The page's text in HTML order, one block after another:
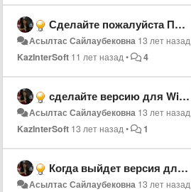
Сделайте пожалуйста Приложение для Windows Phone
Асылтас Сайлаубековна 13 лет назад
KazInterSoft 11 лет назад• 4
сделайте версию для Windows Phone. это возможно?
Асылтас Сайлаубековна 13 лет назад
KazInterSoft 13 лет назад• 1
Когда выйдет версия для Windows Phone
Асылтас Сайлаубековна 13 лет назад